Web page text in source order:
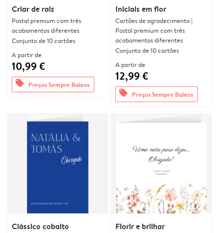
Criar de raiz
Postal premium com três
acabamentos diferentes
Conjunto de 10 cartões
A partir de
10,99 €
offers Preços Sempre Baixos
Iniciais em flor
Cartões de agradecimento |
Postal premium com três
acabamentos diferentes
Conjunto de 10 cartões
A partir de
12,99 €
offers Preços Sempre Baixos
Clássico cobalto Florir e brilhar